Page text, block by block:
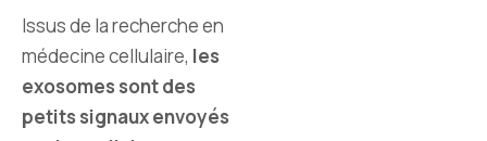
Issus de la recherche en
médecine cellulaire, les
exosomes sont des
petits signaux envoyés